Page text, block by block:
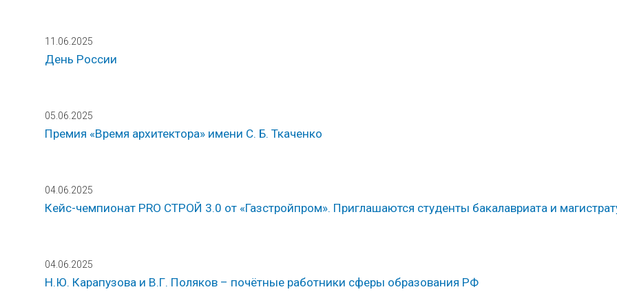
11.06.2025
День России
05.06.2025
Премия «Время архитектора» имени С. Б. Ткаченко
04.06.2025
Кейс-чемпионат PRO СТРОЙ 3.0 от «Газстройпром». Приглашаются студенты бакалавриата и
04.06.2025
Н.Ю. Карапузова и В.Г. Поляков – почётные работники сферы образования РФ